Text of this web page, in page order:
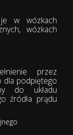
w wózkach
wózkach
przez
dla podpiętego
do układu
źródła prądu